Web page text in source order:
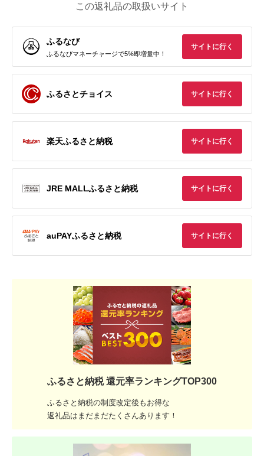
この返礼品の取扱いサイト
ふるなび
ふるなびマネーチャージで5%即増量中！
サイトに行く
ふるさとチョイス サイトに行く
楽天ふるさと納税 サイトに行く
JRE MALLふるさと納税 サイトに行く
auPAYふるさと納税 サイトに行く
ふるさと納税 還元率ランキングTOP300
ふるさと納税の制度改定後もお得な
返礼品はまだまだたくさんあります！